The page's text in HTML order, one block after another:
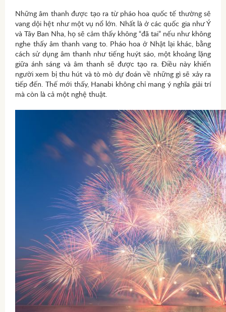
Những âm thanh được tạo ra từ pháo hoa quốc tế thường sẽ
vang dội hệt như một vụ nổ lớn. Nhất là ở các quốc gia như Ý
và Tây Ban Nha, họ sẽ cảm thấy không “đã tai” nếu như không
nghe thấy âm thanh vang to. Pháo hoa ở Nhật lại khác, bằng
cách sử dụng âm thanh như tiếng huýt sáo, một khoảng lặng
giữa ánh sáng và âm thanh sẽ được tạo ra. Điều này khiến
người xem bị thu hút và tò mò dự đoán về những gì sẽ xảy ra
tiếp đến. Thế mới thấy, Hanabi không chỉ mang ý nghĩa giải trí
mà còn là cả một nghệ thuật.